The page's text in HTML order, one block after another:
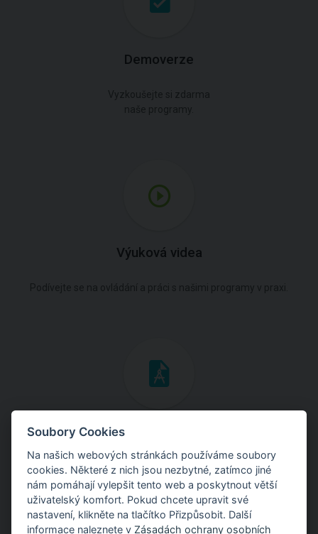
Demoverze
Výuková videa
Inženýrské manuály
Stáhněte si manuály s teoretickými i praktickými ukázkami
použití programů.
Soubory Cookies
Na našich webových stránkách používáme soubory
cookies. Některé z nich jsou nezbytné, zatímco jiné
nám pomáhají vylepšit tento web a poskytnout větší
uživatelský komfort. Pokud chcete upravit své
nastavení, klikněte na tlačítko Přizpůsobit. Další
informace naleznete v Zásadách ochrany osobních